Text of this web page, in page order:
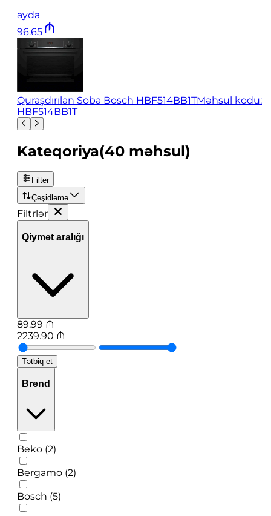
ayda
96.65
Quraşdırılan Soba Bosch HBF514BB1TMəhsul kodu:
HBF514BB1T
Kateqoriya(40 məhsul)
Filter
Çeşidləmə
Filtrlər
Qiymət aralığı
89.99 ₼
2239.90 ₼
Tətbiq et
Brend
Beko (2)
Bergamo (2)
Bosch (5)